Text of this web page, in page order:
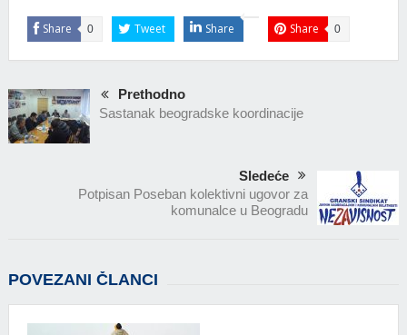
Share 0 Tweet Share Share 0
Prethodno
Sastanak beogradske koordinacije
Sledeće
Potpisan Poseban kolektivni ugovor za
komunalce u Beogradu
POVEZANI ČLANCI